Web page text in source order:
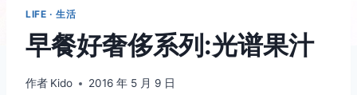
LIFE · 生活
早餐好奢侈系列:光谱果汁
作者 Kido 2016 年 5 月 9 日